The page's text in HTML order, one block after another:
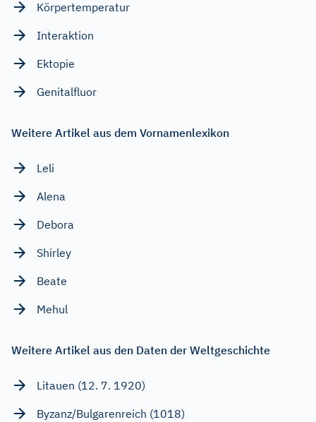
Körpertemperatur
Interaktion
Ektopie
Genitalfluor
Weitere Artikel aus dem Vornamenlexikon
Leli
Alena
Debora
Shirley
Beate
Mehul
Weitere Artikel aus den Daten der Weltgeschichte
Litauen (12. 7. 1920)
Byzanz/Bulgarenreich (1018)